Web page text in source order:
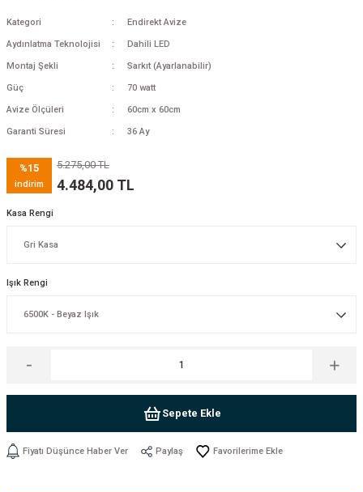
Kategori Endirekt Avize
Aydınlatma Teknolojisi Dahili LED
Montaj Şekli Sarkıt (Ayarlanabilir)
Güç 70 watt
Avize Ölçüleri 60cm x 60cm
Garanti Süresi 36 Ay
%15
indirim
5.275,00 TL
4.484,00 TL
Kasa Rengi
Işık Rengi
Sepete Ekle
Fiyatı Düşünce Haber Ver Paylaş